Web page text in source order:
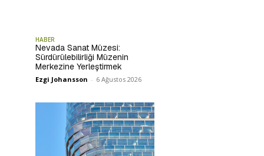
HABER
Nevada Sanat Müzesi:
Sürdürülebilirliği Müzenin
Merkezine Yerleştirmek
Ezgi Johansson - 6 Ağustos 2026